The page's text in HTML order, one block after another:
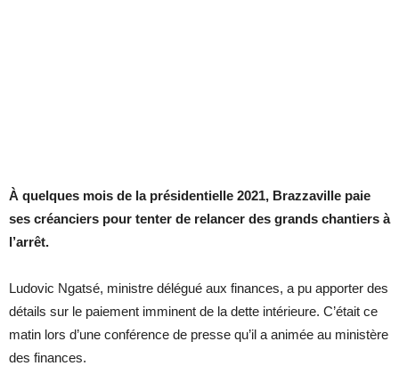
À quelques mois de la présidentielle 2021, Brazzaville paie
ses créanciers pour tenter de relancer des grands chantiers à
l’arrêt.
Ludovic Ngatsé, ministre délégué aux finances, a pu apporter des
détails sur le paiement imminent de la dette intérieure. C’était ce
matin lors d’une conférence de presse qu’il a animée au ministère
des finances.